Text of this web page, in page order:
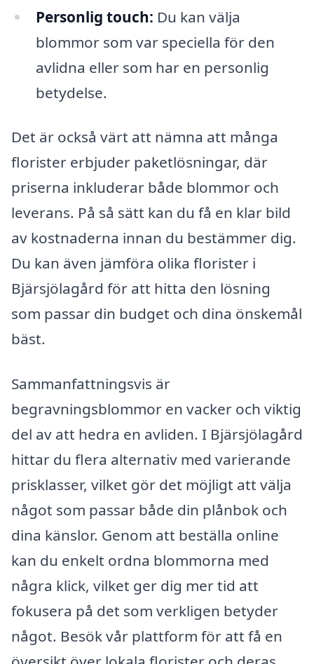
Personlig touch: Du kan välja
blommor som var speciella för den
avlidna eller som har en personlig
betydelse.
Det är också värt att nämna att många
florister erbjuder paketlösningar, där
priserna inkluderar både blommor och
leverans. På så sätt kan du få en klar bild
av kostnaderna innan du bestämmer dig.
Du kan även jämföra olika florister i
Bjärsjölagård för att hitta den lösning
som passar din budget och dina önskemål
bäst.
Sammanfattningsvis är
begravningsblommor en vacker och viktig
del av att hedra en avliden. I Bjärsjölagård
hittar du flera alternativ med varierande
prisklasser, vilket gör det möjligt att välja
något som passar både din plånbok och
dina känslor. Genom att beställa online
kan du enkelt ordna blommorna med
några klick, vilket ger dig mer tid att
fokusera på det som verkligen betyder
något. Besök vår plattform för att få en